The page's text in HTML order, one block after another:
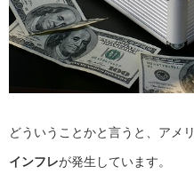
どういうことかと言うと、アメ
インフレが発生しています。